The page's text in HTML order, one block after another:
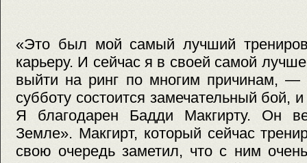
«Это был мой самый лучший
карьеру. И сейчас я в своей самой
выйти на ринг по многим причинам,
субботу состоится замечательный бой,
Я благодарен Бадди Макгирту. Он
Земле». Макгирт, который сейчас
свою очередь заметил, что с ним